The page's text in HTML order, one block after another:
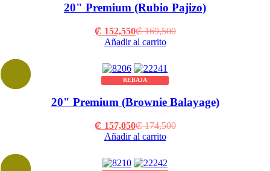
20" Premium (Rubio Pajizo)
₡ 152,550Current
price
₡ 152,550.
₡169,500Original
Añadir al carrito
REBAJA
20" Premium (Brownie Balayage)
₡ 157,050Current
price
₡ 157,050.
₡174,500Original
Añadir al carrito